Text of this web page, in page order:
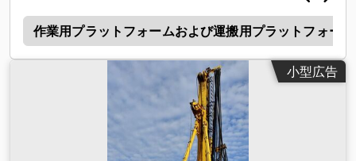
作業用プラットフォームおよび運搬用プラットフォーム
小型広告